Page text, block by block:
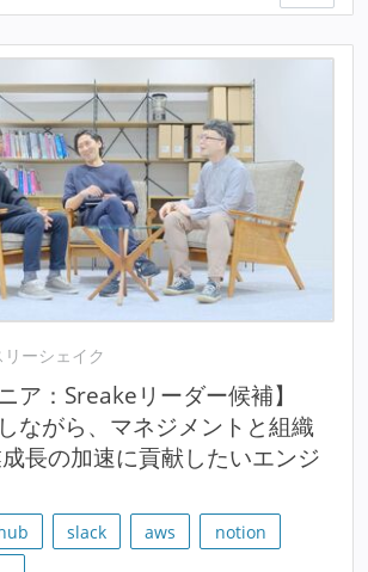
ーシェイク
ア：Sreakeリーダー候補】
ながら、マネジメントと組織
長の加速に貢献したいエンジ
slack aws
notion